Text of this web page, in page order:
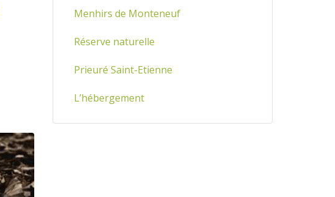
Menhirs de Monteneuf
Réserve naturelle
Prieuré Saint-Etienne
L’hébergement